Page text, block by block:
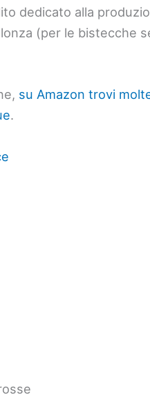
dedicato alla
(per le bistecche
su Amazon trovi
.